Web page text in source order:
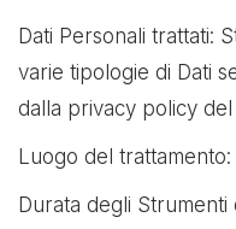
Dati Personali trattati:
varie tipologie di Dati
dalla privacy policy del
Luogo del trattamento:
Durata degli Strumenti